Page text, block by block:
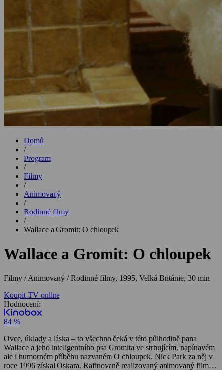
Domů
/
Program
/
Filmy
/
Animovaný
/
Rodinné filmy
/
Wallace a Gromit: O chloupek
Wallace a Gromit: O chloupek
Filmy / Animovaný / Rodinné filmy, 1995, Velká Británie, 30 min
Koupit TV online
Hodnocení:
84 %
Ovce, úklady a láska – to všechno čeká v této půlhodině pana
Wallace a jeho inteligentního psa Gromita ve strhujícím, napínavém
ale i humorném příběhu nazvaném O chloupek. Nick Park za něj v
roce 1996 získal Oskara. Rafinovaně realizovaný animovaný film,